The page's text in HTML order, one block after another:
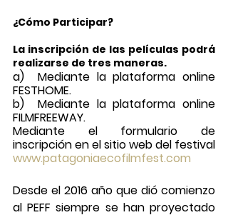
¿Cómo Participar?
La inscripción de las películas podrá
realizarse de tres maneras.
a)  Mediante la plataforma online
FESTHOME.
b)  Mediante la plataforma online
FILMFREEWAY.
Mediante el formulario de
www.patagoniaecofilmfest.com
Desde el 2016 año que dió comienzo
al PEFF siempre se han proyectado